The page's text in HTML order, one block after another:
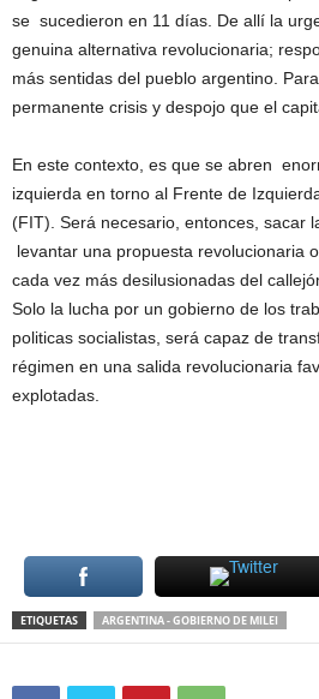
se sucedieron en 11 días. De allí la
genuina alternativa revolucionaria;
más sentidas del pueblo argentino.
permanente crisis y despojo que el
En este contexto, es que se abren
izquierda en torno al Frente de
(FIT). Será necesario, entonces, sacar
levantar una propuesta revolucionaria
cada vez más desilusionadas del
Solo la lucha por un gobierno de los
politicas socialistas, será capaz de
régimen en una salida revolucionaria
explotadas.
ETIQUETAS ARGENTINA - GOBIERNO DE MILEI